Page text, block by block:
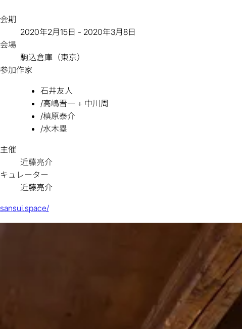
会期
2020年2月15日 - 2020年3月8日
会場
駒込倉庫（東京）
参加作家
石井友人
/高嶋晋一 + 中川周
/槙原泰介
/水木塁
主催
近藤亮介
キュレーター
近藤亮介
sansui.space/